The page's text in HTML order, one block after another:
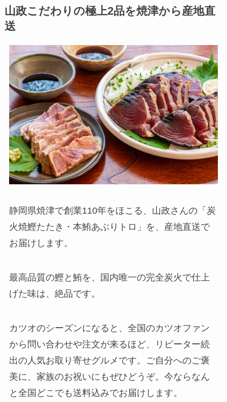
山政こだわりの極上2品を焼津から産地直
送
静岡県焼津で創業110年をほこる、山政さんの「炭
火焼鰹たたき・本鮪あぶりトロ」を、産地直送で
お届けします。
最高品質の鰹と鮪を、国内唯一の完全炭火で仕上
げた味は、絶品です。
カツオのシーズンになると、全国のカツオファン
から問い合わせや注文が来るほど、リピーター続
出の人気お取り寄せグルメです。ご自分へのご褒
美に、家族のお祝いにもぜひどうぞ。今ならなん
と全国どこでも送料込みでお届けします。